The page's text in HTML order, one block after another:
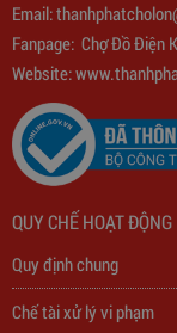
775,000đ
Email:
Fanpage: Chợ Đồ Điện
Website: www.
QUY CHẾ HOẠT ĐỘNG
Quy định chung
Chế tài xử lý vi phạm